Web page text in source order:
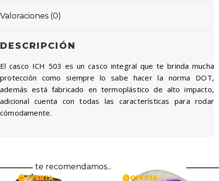
Valoraciones (0)
DESCRIPCIÓN
El casco ICH 503 es un casco integral que te brinda mucha
protección como siempre lo sabe hacer la norma DOT,
además está fabricado en termoplástico de alto impacto,
adicional cuenta con todas las características para rodar
cómodamente.
te recomendamos...